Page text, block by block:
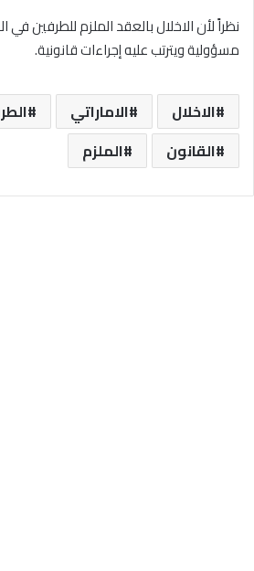
نظراً لأن الاخلال بالعقد الملزم للطرفين في
مسؤولية ويترتب عليه إجراءات قانونية.
الاخلال الاماراتي
القانون
الملزم